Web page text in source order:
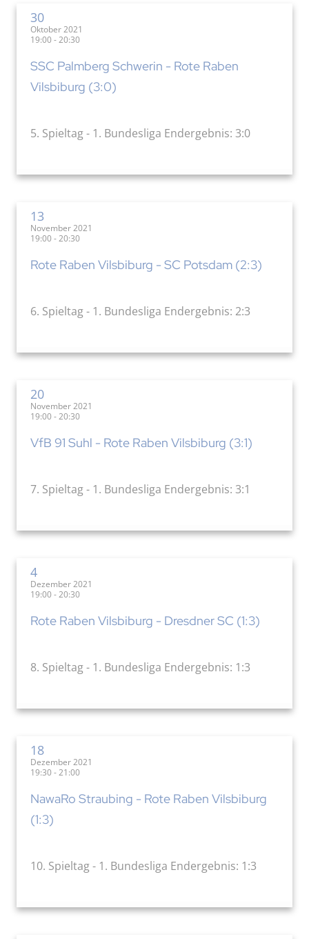
30
Oktober 2021
19:00 - 20:30
SSC Palmberg Schwerin - Rote Raben
Vilsbiburg (3:0)
5. Spieltag - 1. Bundesliga Endergebnis: 3:0
13
November 2021
19:00 - 20:30
Rote Raben Vilsbiburg - SC Potsdam (2:3)
6. Spieltag - 1. Bundesliga Endergebnis: 2:3
20
November 2021
19:00 - 20:30
VfB 91 Suhl - Rote Raben Vilsbiburg (3:1)
7. Spieltag - 1. Bundesliga Endergebnis: 3:1
4
Dezember 2021
19:00 - 20:30
Rote Raben Vilsbiburg - Dresdner SC (1:3)
8. Spieltag - 1. Bundesliga Endergebnis: 1:3
18
Dezember 2021
19:30 - 21:00
NawaRo Straubing - Rote Raben Vilsbiburg
(1:3)
10. Spieltag - 1. Bundesliga Endergebnis: 1:3